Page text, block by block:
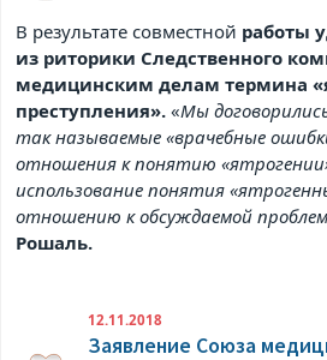
В результате совместной работы
из риторики Следственного
медицинским делам термина
преступления». «Мы
так называемые «врачебные
отношения к понятию
использование понятия
отношению к обсуждаемой
Рошаль.
12.11.2018
Заявление Союза